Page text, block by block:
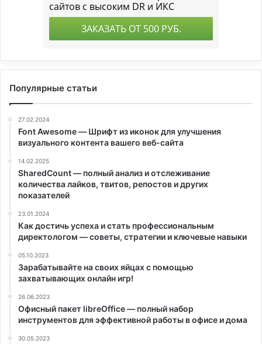
Популярные статьи
27.02.2024
Font Awesome — Шрифт из иконок для улучшения
визуального контента вашего веб-сайта
14.02.2025
SharedCount — полный анализ и отслеживание
количества лайков, твитов, репостов и других
показателей
23.01.2024
Как достичь успеха и стать профессиональным
директологом — советы, стратегии и ключевые навыки
05.10.2023
Зарабатывайте на своих яйцах с помощью
захватывающих онлайн игр!
26.06.2023
Офисный пакет libreOffice — полный набор
инструментов для эффективной работы в офисе и дома
30.05.2023